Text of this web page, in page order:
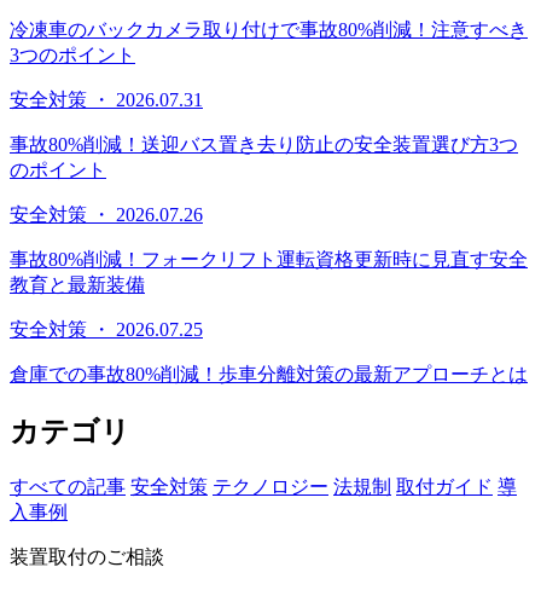
冷凍車のバックカメラ取り付けで事故80%削減！注意すべき
3つのポイント
安全対策 ・ 2026.07.31
事故80%削減！送迎バス置き去り防止の安全装置選び方3つ
のポイント
安全対策 ・ 2026.07.26
事故80%削減！フォークリフト運転資格更新時に見直す安全
教育と最新装備
安全対策 ・ 2026.07.25
倉庫での事故80%削減！歩車分離対策の最新アプローチとは
カテゴリ
すべての記事 安全対策 テクノロジー 法規制 取付ガイド 導
入事例
装置取付のご相談